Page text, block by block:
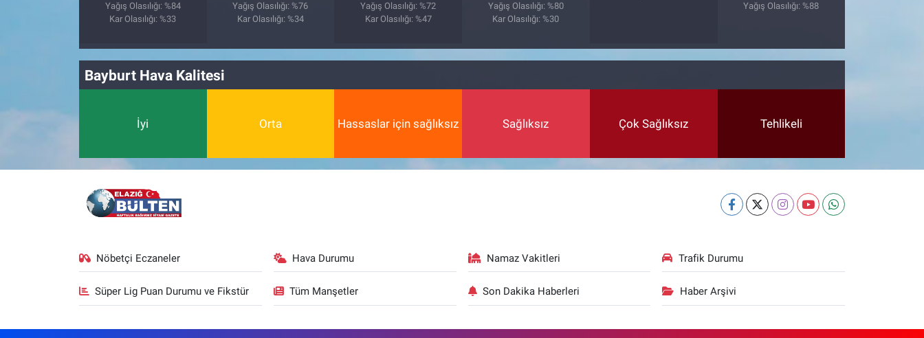
Yağış Olasılığı: %84
Kar Olasılığı: %33
Yağış Olasılığı: %76
Kar Olasılığı: %34
Yağış Olasılığı: %72
Kar Olasılığı: %47
Yağış Olasılığı: %80
Kar Olasılığı: %30
Yağış Olasılığı: %88
Bayburt Hava Kalitesi
İyi Orta Hassaslar için sağlıksız Sağlıksız Çok Sağlıksız Tehlikeli
Nöbetçi Eczaneler Hava Durumu Namaz Vakitleri Trafik Durumu
Süper Lig Puan Durumu ve Fikstür Tüm Manşetler Son Dakika Haberleri Haber Arşivi